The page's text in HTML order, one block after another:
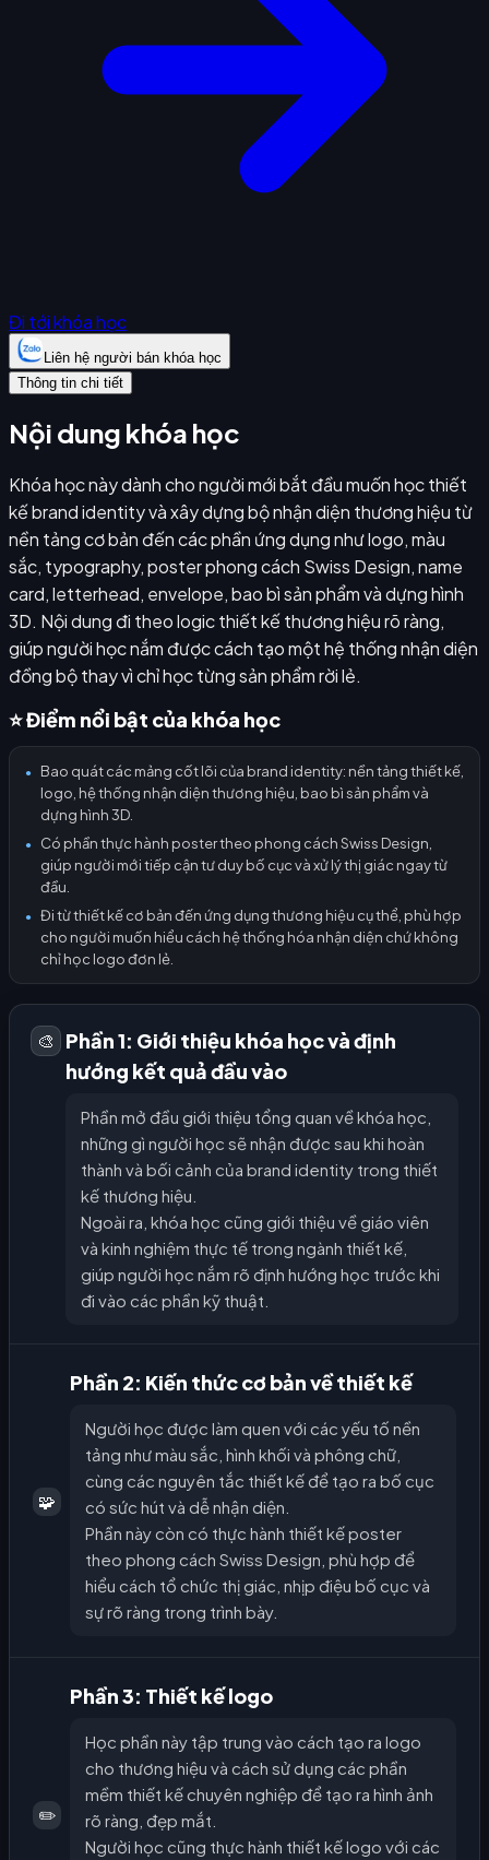
Đi tới khóa học
Liên hệ người bán khóa học
Thông tin chi tiết
Nội dung khóa học
Khóa học này dành cho người mới bắt đầu muốn học thiết
kế brand identity và xây dựng bộ nhận diện thương hiệu từ
nền tảng cơ bản đến các phần ứng dụng như logo, màu
sắc, typography, poster phong cách Swiss Design, name
card, letterhead, envelope, bao bì sản phẩm và dựng hình
3D. Nội dung đi theo logic thiết kế thương hiệu rõ ràng,
giúp người học nắm được cách tạo một hệ thống nhận diện
đồng bộ thay vì chỉ học từng sản phẩm rời lẻ.
⭐ Điểm nổi bật của khóa học
●
Bao quát các mảng cốt lõi của brand identity: nền tảng thiết kế,
logo, hệ thống nhận diện thương hiệu, bao bì sản phẩm và
dựng hình 3D.
●
Có phần thực hành poster theo phong cách Swiss Design,
giúp người mới tiếp cận tư duy bố cục và xử lý thị giác ngay từ
đầu.
●
Đi từ thiết kế cơ bản đến ứng dụng thương hiệu cụ thể, phù hợp
cho người muốn hiểu cách hệ thống hóa nhận diện chứ không
chỉ học logo đơn lẻ.
🎨
Phần 1: Giới thiệu khóa học và định
hướng kết quả đầu vào
Phần mở đầu giới thiệu tổng quan về khóa học,
những gì người học sẽ nhận được sau khi hoàn
thành và bối cảnh của brand identity trong thiết
kế thương hiệu.
Ngoài ra, khóa học cũng giới thiệu về giáo viên
và kinh nghiệm thực tế trong ngành thiết kế,
giúp người học nắm rõ định hướng học trước khi
đi vào các phần kỹ thuật.
🧩
Phần 2: Kiến thức cơ bản về thiết kế
Người học được làm quen với các yếu tố nền
tảng như màu sắc, hình khối và phông chữ,
cùng các nguyên tắc thiết kế để tạo ra bố cục
có sức hút và dễ nhận diện.
Phần này còn có thực hành thiết kế poster
theo phong cách Swiss Design, phù hợp để
hiểu cách tổ chức thị giác, nhịp điệu bố cục và
sự rõ ràng trong trình bày.
✏️
Phần 3: Thiết kế logo
Học phần này tập trung vào cách tạo ra logo
cho thương hiệu và cách sử dụng các phần
mềm thiết kế chuyên nghiệp để tạo ra hình ảnh
rõ ràng, đẹp mắt.
Người học cũng thực hành thiết kế logo với các